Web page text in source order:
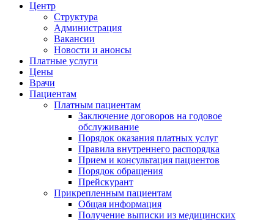
Центр
Структура
Администрация
Вакансии
Новости и анонсы
Платные услуги
Цены
Врачи
Пациентам
Платным пациентам
Заключение договоров на годовое
обслуживание
Порядок оказания платных услуг
Правила внутреннего распорядка
Прием и консультация пациентов
Порядок обращения
Прейскурант
Прикрепленным пациентам
Общая информация
Получение выписки из медицинских